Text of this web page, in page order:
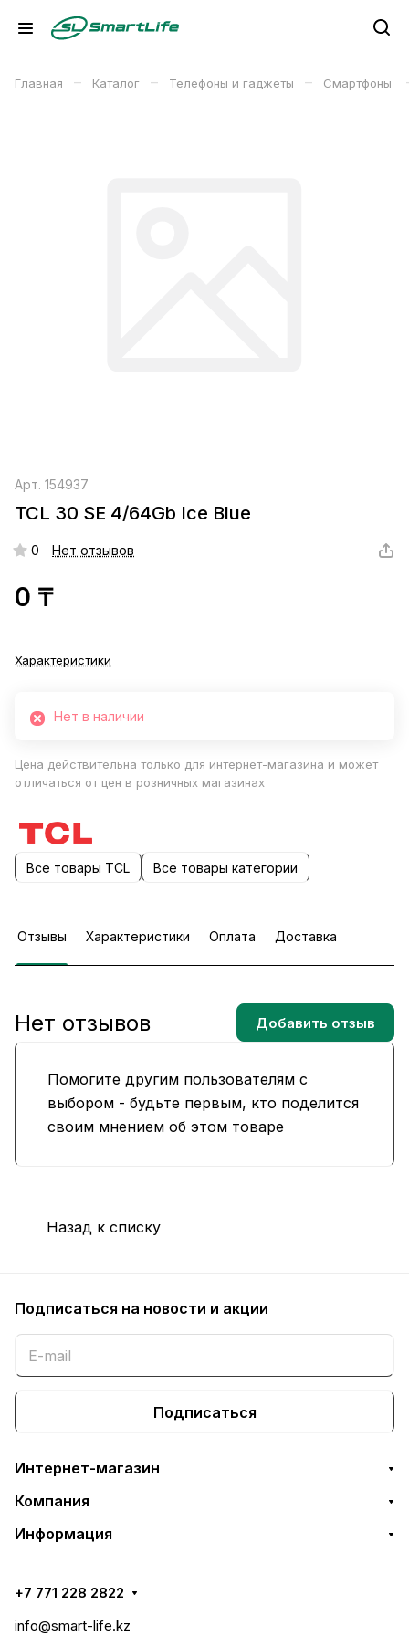
Главная – Каталог – Телефоны и гаджеты – Смартфоны
Арт. 154937
TCL 30 SE 4/64Gb Ice Blue
0 Нет отзывов
0 ₸
Характеристики
Нет в наличии
Цена действительна только для интернет-магазина и может
отличаться от цен в розничных магазинах
Все товары TCL Все товары категории
Отзывы Характеристики Оплата Доставка
Помогите другим пользователям с
выбором - будьте первым, кто поделится
своим мнением об этом товаре
Нет отзывов Добавить отзыв
Назад к списку
Подписаться на новости и акции
Подписаться
Интернет-магазин
Компания
Информация
+7 771 228 2822
info@smart-life.kz